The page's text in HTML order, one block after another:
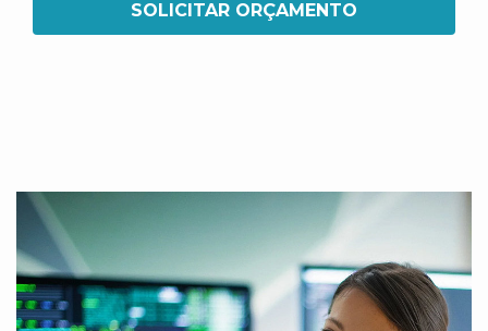
SOLICITAR ORÇAMENTO